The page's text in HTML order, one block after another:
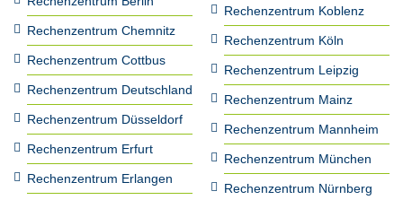
Rechenzentrum Chemnitz
Rechenzentrum Cottbus
Rechenzentrum Deutschland
Rechenzentrum Düsseldorf
Rechenzentrum Erfurt
Rechenzentrum Erlangen
Rechenzentrum Koblenz
Rechenzentrum Köln
Rechenzentrum Leipzig
Rechenzentrum Mainz
Rechenzentrum Mannheim
Rechenzentrum München
Rechenzentrum Nürnberg